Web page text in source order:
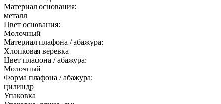
Материал основания:
металл
Цвет основания:
Молочный
Материал плафона / абажура:
Хлопковая веревка
Цвет плафона / абажура:
Молочный
Форма плафона / абажура:
цилиндр
Упаковка